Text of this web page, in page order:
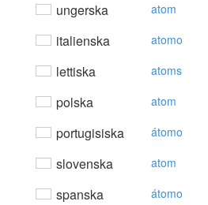
ungerska atom
italienska atomo
lettiska atoms
polska atom
portugisiska átomo
slovenska atom
spanska átomo